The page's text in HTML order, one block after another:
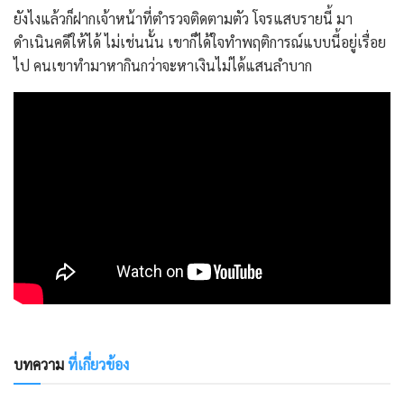
ยังไงแล้วก็ฝากเจ้าหน้าที่ตำรวจติดตามตัว โจรแสบรายนี้ มา
ดำเนินคดีให้ได้ ไม่เช่นนั้น เขาก็ได้ใจทำพฤติการณ์แบบนี้อยู่เรื่อย
ไป คนเขาทำมาหากินกว่าจะหาเงินไม่ได้แสนลำบาก
บทความที่เกี่ยวข้อง